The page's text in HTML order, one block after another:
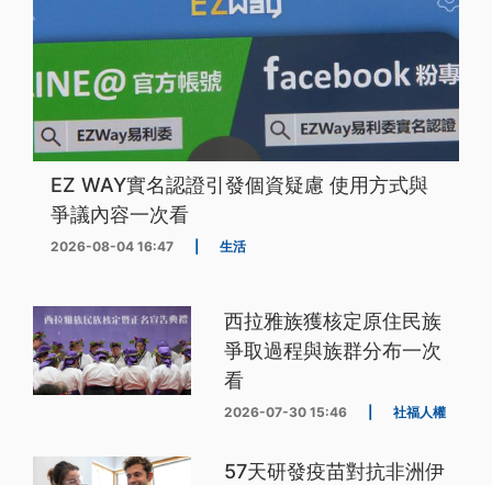
EZ WAY實名認證引發個資疑慮 使用方式與
爭議內容一次看
2026-08-04 16:47 生活
西拉雅族獲核定原住民族
爭取過程與族群分布一次
看
2026-07-30 15:46 社福人權
57天研發疫苗對抗非洲伊